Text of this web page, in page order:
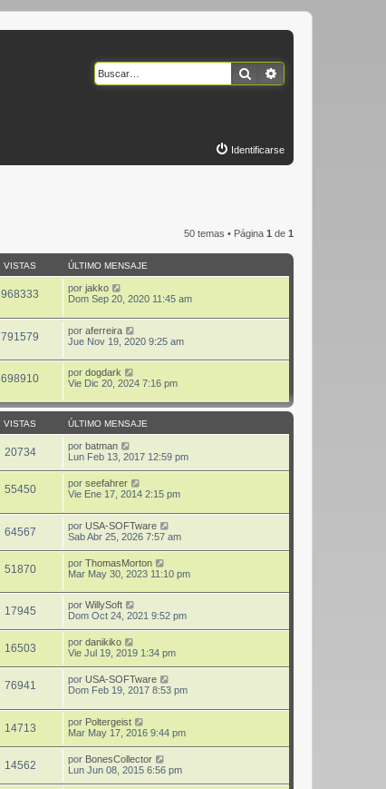
Buscar
Identificarse
50 temas • Página 1 de 1
VISTAS ÚLTIMO MENSAJE
968333 por jakko
Dom Sep 20, 2020 11:45 am
791579 por aferreira
Jue Nov 19, 2020 9:25 am
698910 por dogdark
Vie Dic 20, 2024 7:16 pm
VISTAS ÚLTIMO MENSAJE
20734 por batman
Lun Feb 13, 2017 12:59 pm
55450 por seefahrer
Vie Ene 17, 2014 2:15 pm
64567 por USA-SOFTware
Sab Abr 25, 2026 7:57 am
51870 por ThomasMorton
Mar May 30, 2023 11:10 pm
17945 por WillySoft
Dom Oct 24, 2021 9:52 pm
16503 por danikiko
Vie Jul 19, 2019 1:34 pm
76941 por USA-SOFTware
Dom Feb 19, 2017 8:53 pm
14713 por Poltergeist
Mar May 17, 2016 9:44 pm
14562 por BonesCollector
Lun Jun 08, 2015 6:56 pm